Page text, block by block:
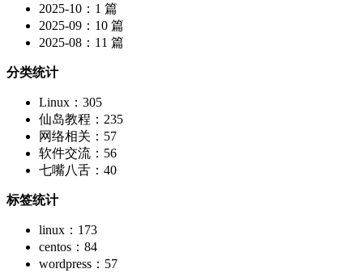
2025-10：1 篇
2025-09：10 篇
2025-08：11 篇
分类统计
Linux：305
仙岛教程：235
网络相关：57
软件交流：56
七嘴八舌：40
标签统计
linux：173
centos：84
wordpress：57